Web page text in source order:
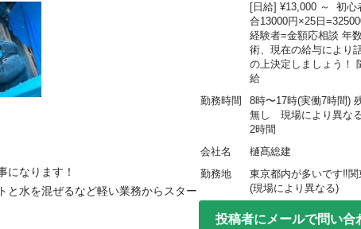
になります！
と水を混ぜるなど軽い業務からスター
[日給] ¥13,000 ～  初心
合13000円×25日
経験者=金額応相談 年
術、現在の給与により
の上決定しましょう！
給
勤務時間
8時〜17時(実働7時間)
無し　現場により異な
2時間
会社名
樋髙総建
勤務地
東京都内が多いです‼️
(現場により異なる)
投稿者にメールで問い合